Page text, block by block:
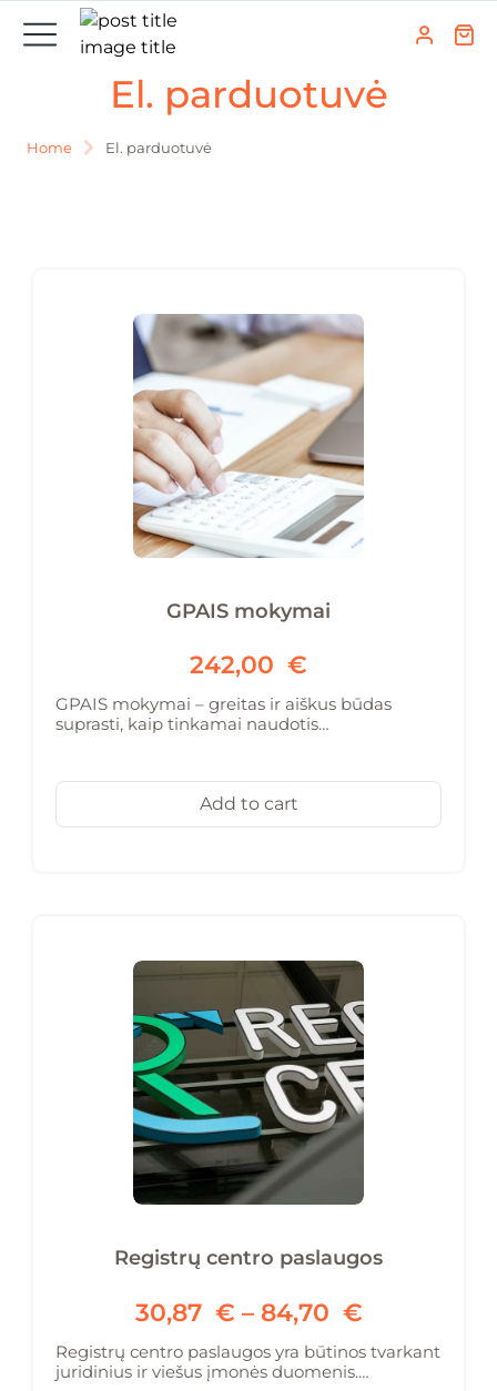
El. parduotuvė
You are here:
Home El. parduotuvė
GPAIS mokymai
242,00 €
GPAIS mokymai – greitas ir aiškus būdas
suprasti, kaip tinkamai naudotis…
Add to cart
Registrų centro paslaugos
30,87 € – 84,70 €
Registrų centro paslaugos yra būtinos tvarkant
juridinius ir viešus įmonės duomenis.…